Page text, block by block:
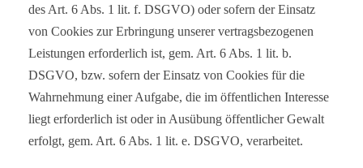
des Art. 6 Abs. 1 lit. f. DSGVO) oder sofern der Einsatz
von Cookies zur Erbringung unserer vertragsbezogenen
Leistungen erforderlich ist, gem. Art. 6 Abs. 1 lit. b.
DSGVO, bzw. sofern der Einsatz von Cookies für die
Wahrnehmung einer Aufgabe, die im öffentlichen Interesse
liegt erforderlich ist oder in Ausübung öffentlicher Gewalt
erfolgt, gem. Art. 6 Abs. 1 lit. e. DSGVO, verarbeitet.